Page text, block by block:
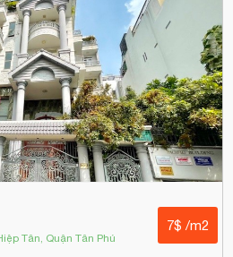
Tân, Quận Tân Phú
7$ /m2